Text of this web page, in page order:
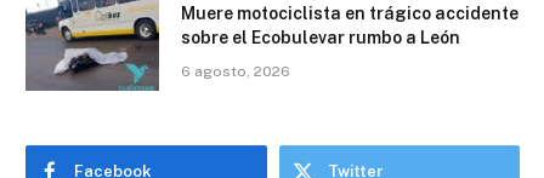
Muere motociclista en trágico accidente
sobre el Ecobulevar rumbo a León
6 agosto, 2026
Facebook Twitter